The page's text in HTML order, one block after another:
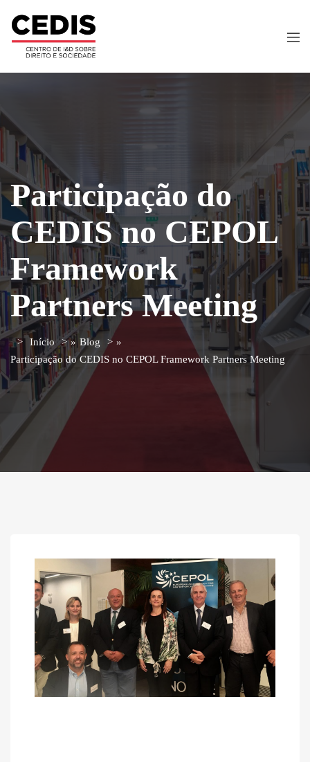
Participação do
CEDIS no CEPOL
Framework
Partners Meeting
Início » Blog
»
Participação do CEDIS no CEPOL Framework Partners Meeting